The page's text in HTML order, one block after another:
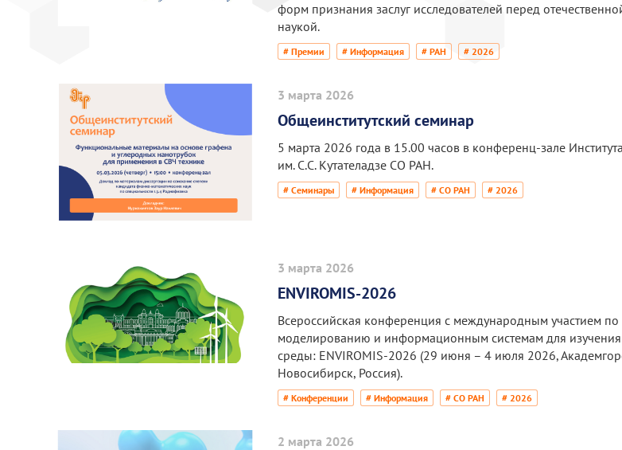
форм признания заслуг исследователей перед
наукой.
# Премии # Информация # РАН # 2026
3 марта 2026
Общеинститутский семинар
5 марта 2026 года в 15.00 часов в конференц-зале
им. С.С. Кутателадзе СО РАН.
# Семинары # Информация # СО РАН # 2026
3 марта 2026
ENVIROMIS-2026
Всероссийская конференция с международным участием
моделированию и информационным системам для
среды: ENVIROMIS-2026 (29 июня – 4 июля 2026,
Новосибирск, Россия).
# Конференции # Информация # СО РАН # 2026
2 марта 2026